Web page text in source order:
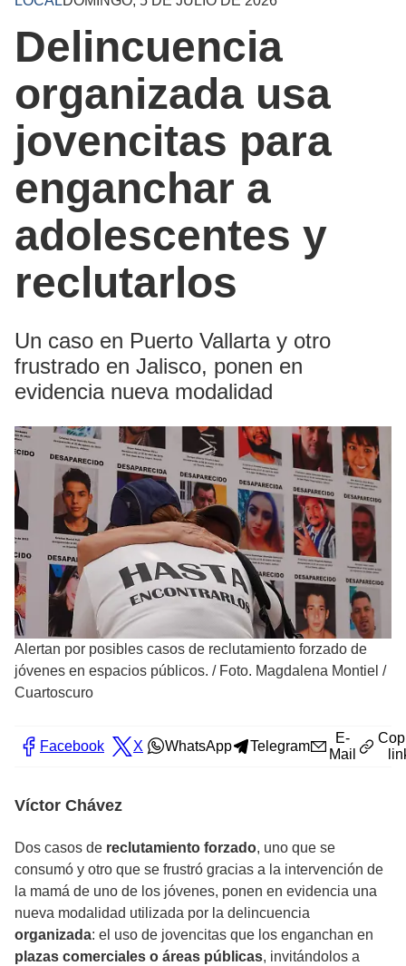
Delincuencia
organizada usa
jovencitas para
enganchar a
adolescentes y
reclutarlos
Un caso en Puerto Vallarta y otro
frustrado en Jalisco, ponen en
evidencia nueva modalidad
Alertan por posibles casos de reclutamiento forzado de
jóvenes en espacios públicos. / Foto. Magdalena Montiel /
Cuartoscuro
Facebook X WhatsApp Telegram
E-
Mail
Víctor Chávez
Dos casos de reclutamiento forzado, uno que se
consumó y otro que se frustró gracias a la intervención de
la mamá de uno de los jóvenes, ponen en evidencia una
nueva modalidad utilizada por la delincuencia
organizada: el uso de jovencitas que los enganchan en
plazas comerciales o áreas públicas, invitándolos a